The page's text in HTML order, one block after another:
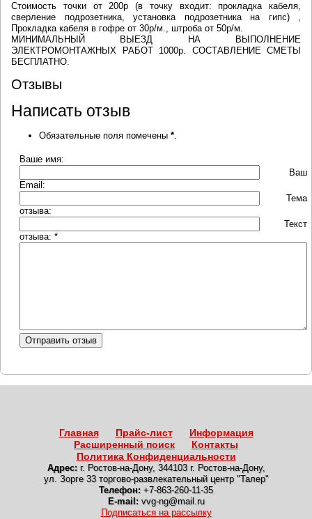
Стоимость точки от 200р (в точку входит: прокладка кабеля,
сверление подрозетника, установка подрозетника на гипс) ,
Прокладка кабеля в гофре от 30р/м., штроба от 50р/м.
МИНИМАЛЬНЫЙ ВЫЕЗД НА ВЫПОЛНЕНИЕ
ЭЛЕКТРОМОНТАЖНЫХ РАБОТ 1000р. СОСТАВЛЕНИЕ СМЕТЫ
БЕСПЛАТНО.
Отзывы
Написать отзыв
Обязательные поля помечены *.
Ваше имя:
Ваш
Email:
Тема
отзыва:
Текст
отзыва: *
Главная Прайс-лист
Информация
Расширенный поиск
Контакты
Политика Конфиденциальности
Адрес: г. Ростов-на-Дону, 344103 г. Ростов-на-Дону,
ул. Зорге 33 торгово-развлекательный центр "Талер"
Телефон: +7-863-260-11-35
E-mail: vvg-ng@mail.ru
Подписаться на рассылку